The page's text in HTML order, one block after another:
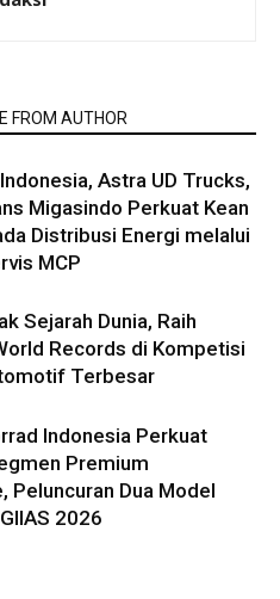
FROM AUTHOR
Astra UD Trucks,
Migasindo Perkuat Kean
Distribusi Energi melalui
MCP
Sejarah Dunia, Raih
Records di Kompetisi
Terbesar
Indonesia Perkuat
Premium
Peluncuran Dua Model
2026